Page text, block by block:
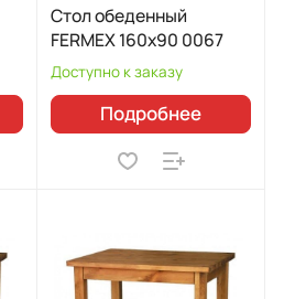
Стол обеденный
FERMEX 160x90 0067
Доступно к заказу
Подробнее